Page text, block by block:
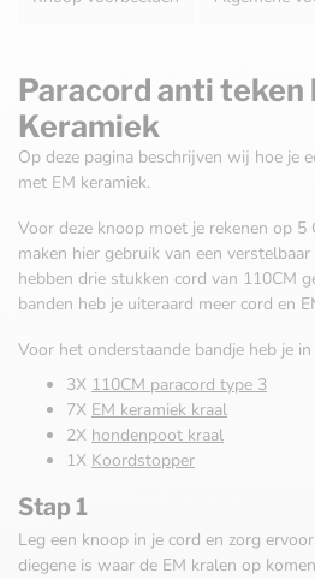
Paracord anti teken
Keramiek
Op deze pagina beschrijven wij hoe je
met EM keramiek.
Voor deze knoop moet je rekenen op
maken hier gebruik van een
hebben drie stukken cord van 110CM
banden heb je uiteraard meer cord en
Voor het onderstaande bandje heb je
3X 110CM paracord type 3
7X EM keramiek kraal
2X hondenpoot kraal
1X Koordstopper
Stap 1
Leg een knoop in je cord en zorg
diegene is waar de EM kralen op